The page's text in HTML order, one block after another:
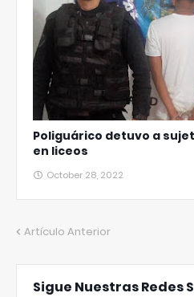
Poliguárico detuvo a
en liceos
October 28, 2022
Artículo Anterior
Sigue Nuestras Redes